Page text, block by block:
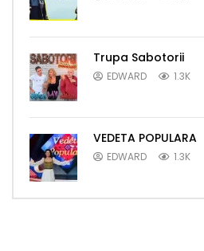
Trupa Sabotorii
EDWARD 1.3K
VEDETA POPULARA
EDWARD 1.3K